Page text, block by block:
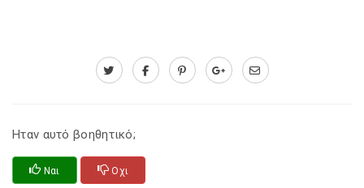
Ηταν αυτό βοηθητικό;
Ναι Οχι